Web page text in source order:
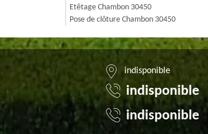
Etêtage Chambon 30450
Pose de clôture Chambon 30450
indisponible
indisponible
indisponible